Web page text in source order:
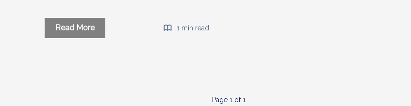
Read MoreCher
Papa
1 min read
Page 1 of 1